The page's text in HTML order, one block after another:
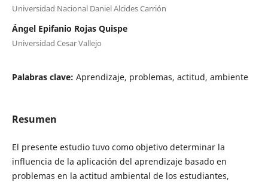
Universidad Nacional Daniel Alcides Carrión
Ángel Epifanio Rojas Quispe
Universidad Cesar Vallejo
Palabras clave: Aprendizaje, problemas, actitud, ambiente
Resumen
El presente estudio tuvo como objetivo determinar la
influencia de la aplicación del aprendizaje basado en
problemas en la actitud ambiental de los estudiantes,